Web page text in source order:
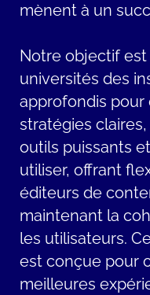
mènent à un
Notre objectif
universités des
approfondis pour
stratégies
outils puissants
utiliser, offrant
éditeurs de
maintenant la
les utilisateurs.
est conçue pour
meilleures